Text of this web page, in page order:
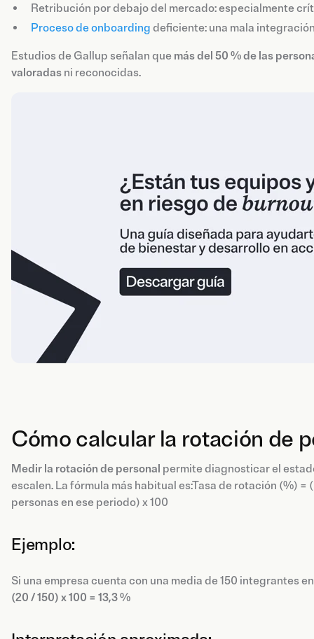
Retribución por debajo del mercado: especialmente
Proceso de onboarding deficiente: una mala
Estudios de Gallup señalan que más del 50 % de las
valoradas ni reconocidas.
Cómo calcular la rotación de
Medir la rotación de personal permite diagnosticar el
escalen. La fórmula más habitual es:Tasa de rotación (%)
personas en ese periodo) x 100
Ejemplo:
Si una empresa cuenta con una media de 150 integrantes
(20 / 150) x 100 = 13,3 %